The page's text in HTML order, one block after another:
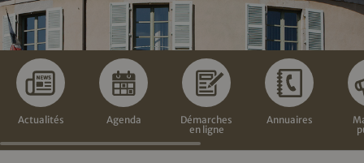
Actualités Agenda
Démarches
en ligne
Annuaires